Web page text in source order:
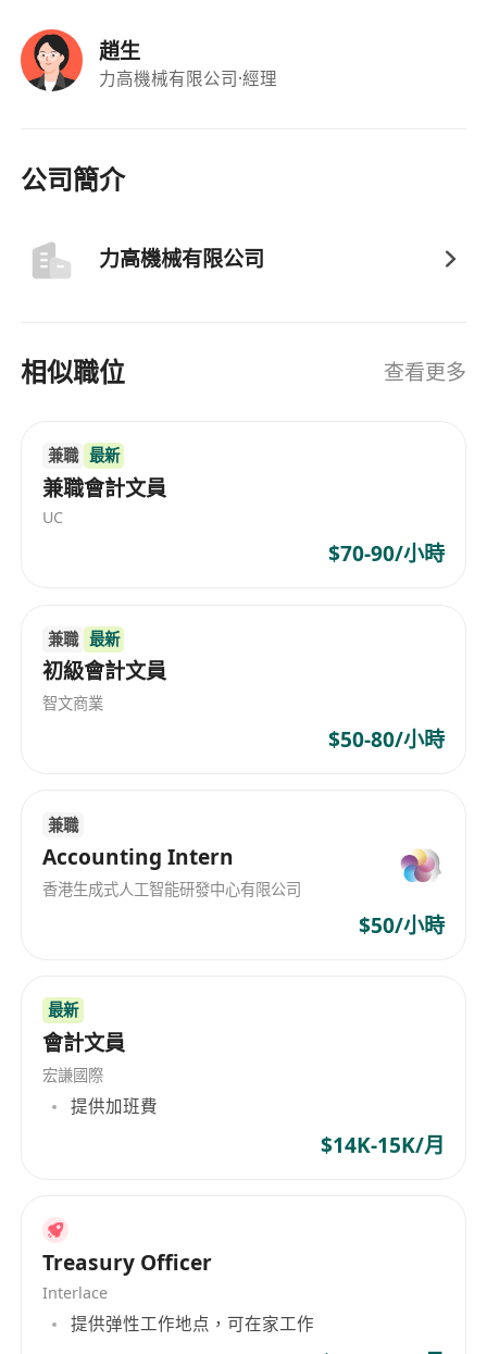
趙生
力高機械有限公司·經理
公司簡介
力高機械有限公司
相似職位 查看更多
兼職 最新
兼職會計文員
UC
$70-90/小時
兼職 最新
初級會計文員
智文商業
$50-80/小時
兼職
Accounting Intern
香港生成式人工智能研發中心有限公司
$50/小時
最新
會計文員
宏謙國際
提供加班費
$14K-15K/月
Treasury Officer
Interlace
提供弹性工作地点，可在家工作